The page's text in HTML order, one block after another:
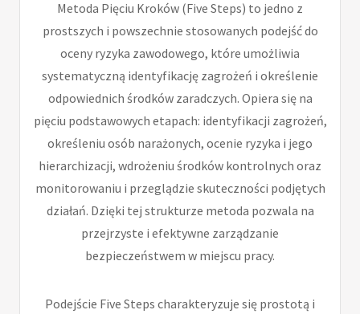
Metoda Pięciu Kroków (Five Steps) to jedno z
prostszych i powszechnie stosowanych podejść do
oceny ryzyka zawodowego, które umożliwia
systematyczną identyfikację zagrożeń i określenie
odpowiednich środków zaradczych. Opiera się na
pięciu podstawowych etapach: identyfikacji zagrożeń,
określeniu osób narażonych, ocenie ryzyka i jego
hierarchizacji, wdrożeniu środków kontrolnych oraz
monitorowaniu i przeglądzie skuteczności podjętych
działań. Dzięki tej strukturze metoda pozwala na
przejrzyste i efektywne zarządzanie
bezpieczeństwem w miejscu pracy.
Podejście Five Steps charakteryzuje się prostotą i